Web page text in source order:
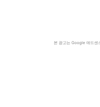
본 광고는 Google 애드센